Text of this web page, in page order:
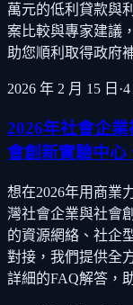
萬元的低利貸款與
案比較與專家建議
助您順利取得政府
2026 年 2 月 15 日 ·4
2026年社會企
會創新實驗中心
想在2026年用商業
灣社會企業與社會
的資源網絡、社企
對接，我們提供全
詳細的FAQ解答，